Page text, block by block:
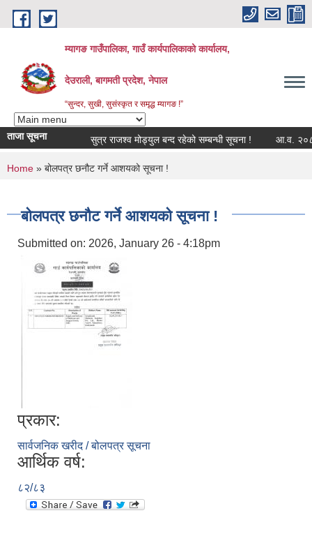
Skip to main content
म्यागङ गाउँपालिका, गाउँ कार्यपालिकाको कार्यालय,
देउराली, बागमती प्रदेश, नेपाल
“सुन्दर, सुखी, सुसंस्कृत र समृद्ध म्यागङ !”
ताजा सूचना सुत्र राजश्व मोड्युल बन्द रहेको सम्बन्धी सूचना ! आ.व.
You are here
Home » बोलपत्र छनौट गर्ने आशयको सूचना !
बोलपत्र छनौट गर्ने आशयको सूचना !
Submitted on: 2026, January 26 - 4:18pm
प्रकार:
सार्वजनिक खरीद / बोलपत्र सूचना
आर्थिक वर्ष:
८२/८३